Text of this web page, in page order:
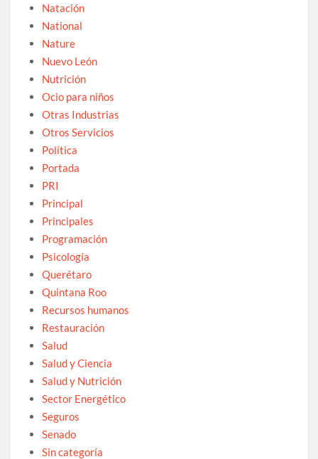
Natación
National
Nature
Nuevo León
Nutrición
Ocio para niños
Otras Industrias
Otros Servicios
Política
Portada
PRI
Principal
Principales
Programación
Psicología
Querétaro
Quintana Roo
Recursos humanos
Restauración
Salud
Salud y Ciencia
Salud y Nutrición
Sector Energético
Seguros
Senado
Sin categoría